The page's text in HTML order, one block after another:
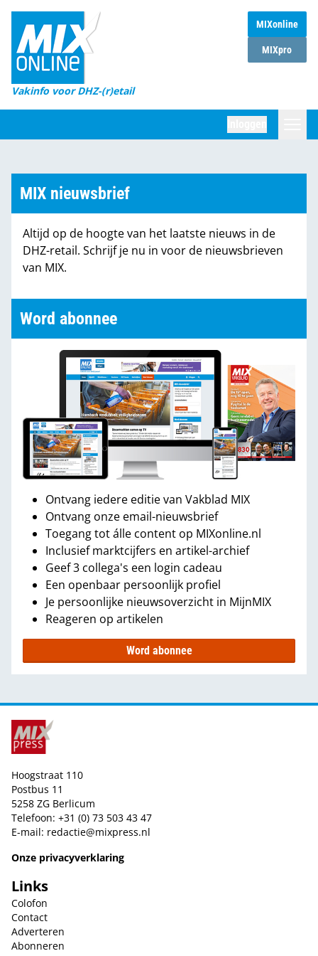
MIXonline
MIXpro
Vakinfo voor DHZ-(r)etail
Home
Magazines
DHZ Sessie
Marktcijfers
Partners
MIX nieuwsbrief
Altijd op de hoogte van het laatste nieuws in de
DHZ-retail. Schrijf je nu in voor de nieuwsbrieven
van MIX.
Word abonnee
Ontvang iedere editie van Vakblad MIX
Ontvang onze email-nieuwsbrief
Toegang tot álle content op MIXonline.nl
Inclusief marktcijfers en artikel-archief
Geef 3 collega's een login cadeau
Een openbaar persoonlijk profiel
Je persoonlijke nieuwsoverzicht in MijnMIX
Reageren op artikelen
Word abonnee
Hoogstraat 110
Postbus 11
5258 ZG Berlicum
Telefoon: +31 (0) 73 503 43 47
E-mail: redactie@mixpress.nl
Onze privacyverklaring
Links
Colofon
Contact
Adverteren
Abonneren